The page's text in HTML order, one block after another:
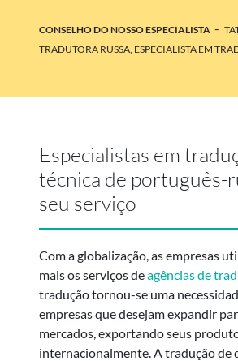
CONSELHO DO NOSSO ESPECIALISTA -
TRADUTORA RUSSA, ESPECIALISTA EM
Especialistas em
técnica de português-
seu serviço
Com a globalização, as empresas
mais os serviços deagências de
tradução tornou-se uma
empresas que desejam expandir
mercados, exportando seus
internacionalmente. A tradução de